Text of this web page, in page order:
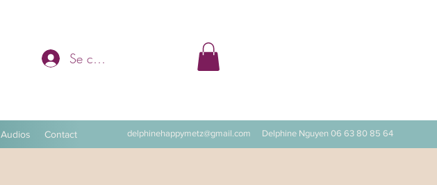
Se connecter
Audios Contact delphinehappymetz@gmail.com Delphine Nguyen 06 63 80 85 64